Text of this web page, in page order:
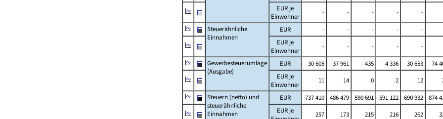
EUR je
Einwohner
- - - - -
Steuerähnliche
Einnahmen
EUR - - - - -
EUR je
Einwohner
- - - - -
Gewerbesteuerumlage
(Ausgabe)
EUR 30 605 37 961 - 435 4 336 30 653 74
EUR je
Einwohner
11 14 0 2 12
Steuern (netto) und
steuerähnliche
Einnahmen
EUR 737 410 486 479 590 691 591 122 690 932 874
EUR je
257 173 215 216 262